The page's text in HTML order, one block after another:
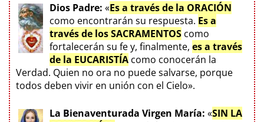
Dios Padre: «Es a través de la ORACIÓN
como encontrarán su respuesta. Es a
través de los SACRAMENTOS como
fortalecerán su fe y, finalmente, es a través
de la EUCARISTÍA como conocerán la
Verdad. Quien no ora no puede salvarse, porque
todos deben vivir en unión con el Cielo».
La Bienaventurada Virgen María: «SIN LA